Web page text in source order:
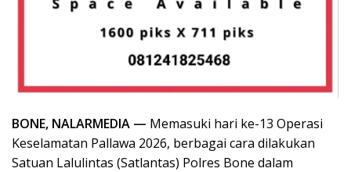
BONE, NALARMEDIA — Memasuki hari ke-13 Operasi
Keselamatan Pallawa 2026, berbagai cara dilakukan
Satuan Lalulintas (Satlantas) Polres Bone dalam